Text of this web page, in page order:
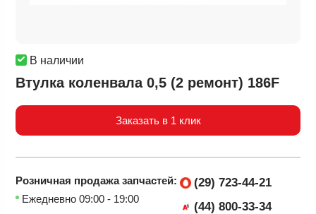
В наличии
Втулка коленвала 0,5 (2 ремонт) 186F
Заказать в 1 клик
Розничная продажазапчастей:
Ежедневно 09:00 - 19:00
(29) 723-44-21
(44) 800-33-34